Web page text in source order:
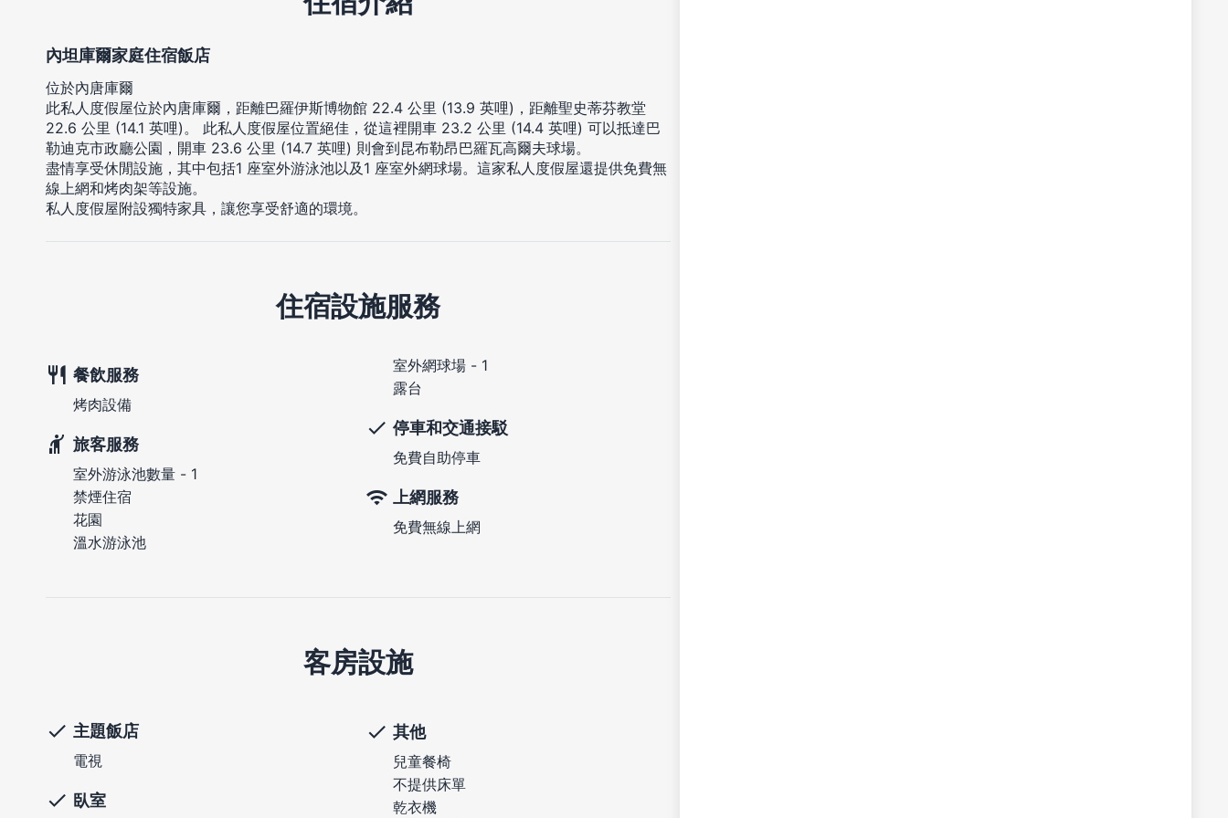
內坦庫爾家庭住宿飯店
位於內唐庫爾
此私人度假屋位於內唐庫爾，距離巴羅伊斯博物館 22.4 公里 (13.9 英哩)，距離聖史蒂芬教堂
22.6 公里 (14.1 英哩)。 此私人度假屋位置絕佳，從這裡開車 23.2 公里 (14.4 英哩) 可以抵達巴
勒迪克市政廳公園，開車 23.6 公里 (14.7 英哩) 則會到昆布勒昂巴羅瓦高爾夫球場。
盡情享受休閒設施，其中包括1 座室外游泳池以及1 座室外網球場。這家私人度假屋還提供免費無
線上網和烤肉架等設施。
私人度假屋附設獨特家具，讓您享受舒適的環境。
住宿設施服務
餐飲服務
烤肉設備
旅客服務
室外游泳池數量 - 1
禁煙住宿
花園
溫水游泳池
室外網球場 - 1
露台
停車和交通接駁
免費自助停車
上網服務
免費無線上網
客房設施
主題飯店
電視
臥室
其他
兒童餐椅
不提供床單
乾衣機